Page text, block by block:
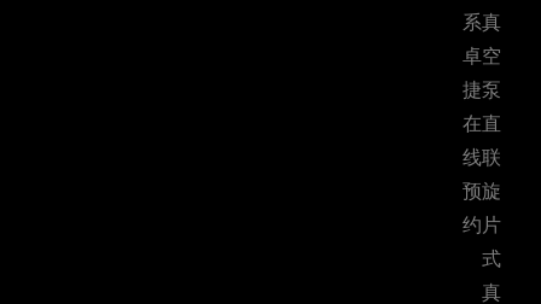
系
卓
捷
在
线
预
约
真
空
泵
直
联
旋
片
式
真